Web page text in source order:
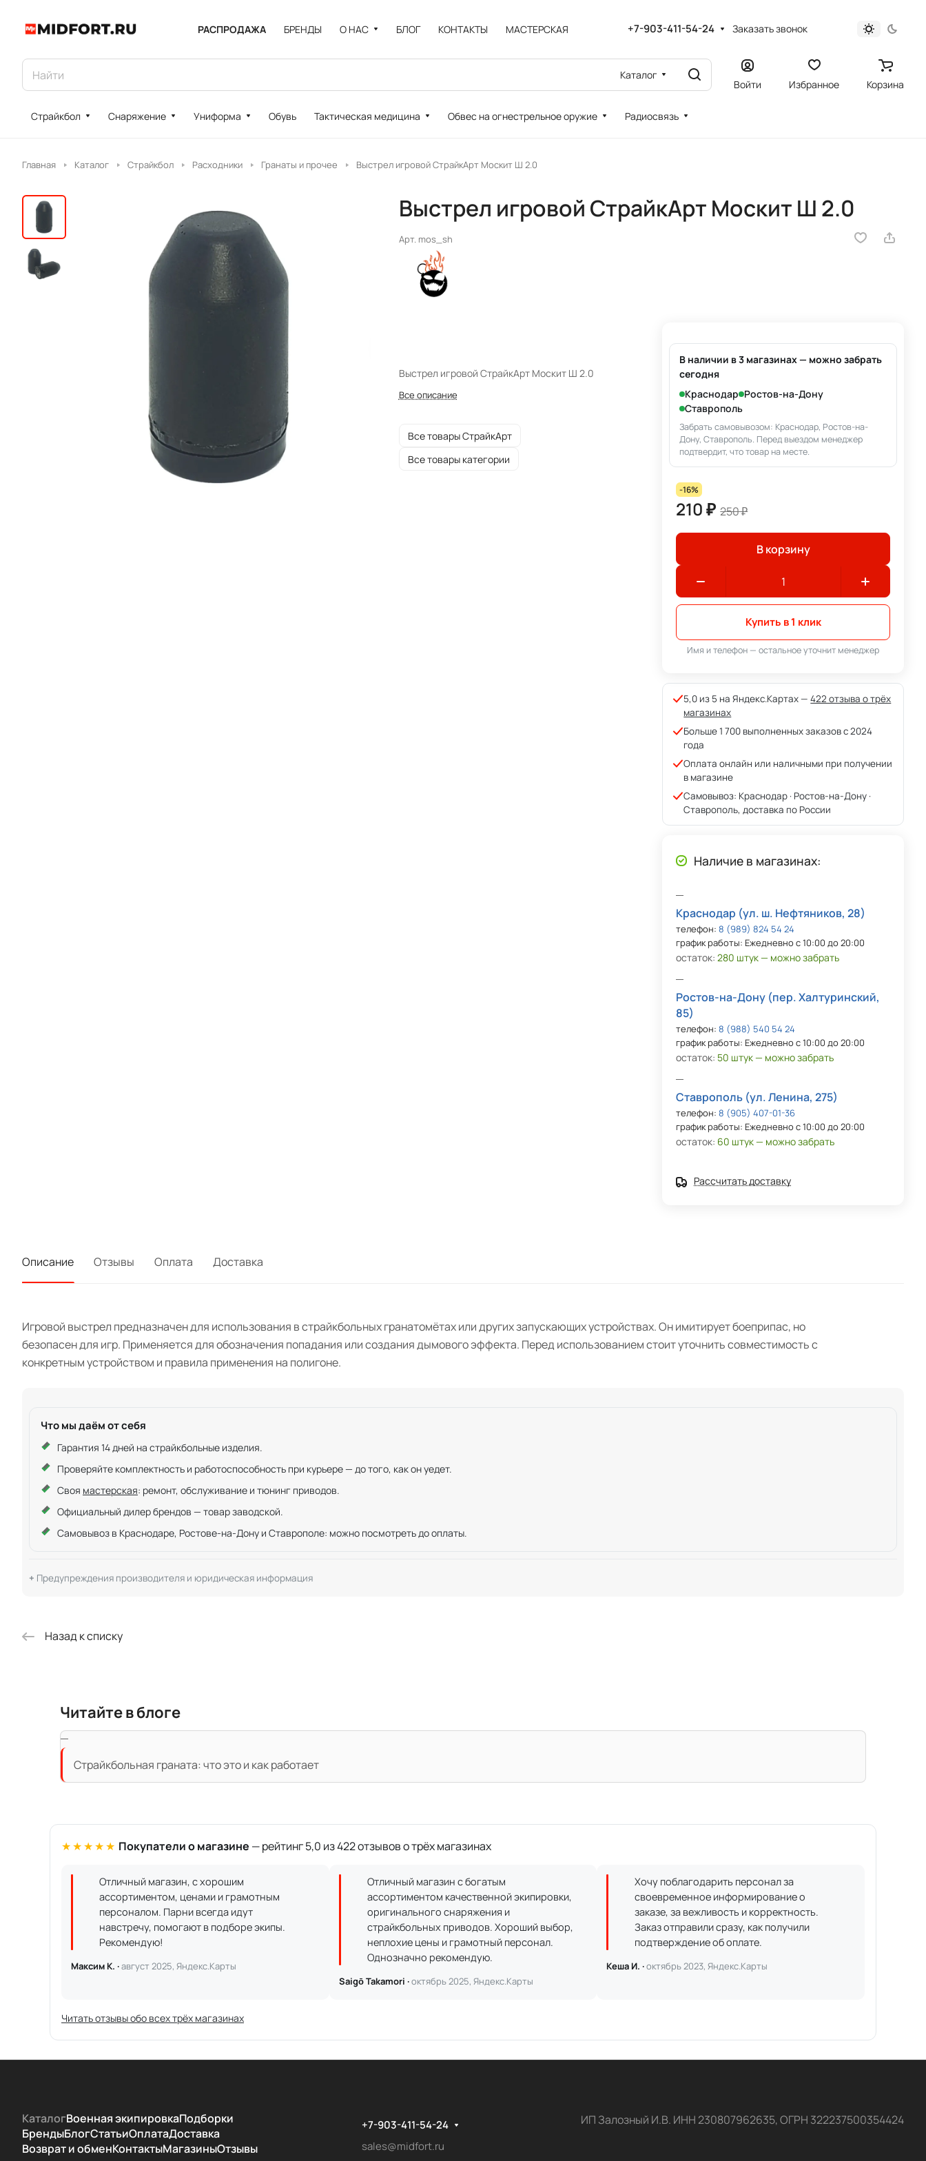
РАСПРОДАЖА БРЕНДЫ О НАС БЛОГ КОНТАКТЫ МАСТЕРСКАЯ +7-903-411-54-24 Заказать звонок
Каталог
Войти Избранное Корзина
Страйкбол Снаряжение Униформа Обувь Тактическая медицина Обвес на огнестрельное оружие Радиосвязь
Главная Каталог Страйкбол Расходники Гранаты и прочее Выстрел игровой СтрайкАрт Москит Ш 2.0
Выстрел игровой СтрайкАрт Москит Ш 2.0
Арт. mos_sh
Выстрел игровой СтрайкАрт Москит Ш 2.0
Все описание
Все товары СтрайкАрт
Все товары категории
В наличии в 3 магазинах — можно забрать
сегодня
Краснодар Ростов-на-Дону
Ставрополь
Забрать самовывозом: Краснодар, Ростов-на-
Дону, Ставрополь. Перед выездом менеджер
подтвердит, что товар на месте.
-16%
210 ₽ 250 ₽
В корзину
Купить в 1 клик
Имя и телефон — остальное уточнит менеджер
5,0 из 5 на Яндекс.Картах —422 отзыва о трёх
магазинах
Больше 1 700 выполненных заказов с 2024
года
Оплата онлайн или наличными при получении
в магазине
Самовывоз: Краснодар · Ростов-на-Дону ·
Ставрополь, доставка по России
Наличие в магазинах:
Краснодар (ул. ш. Нефтяников, 28)
телефон:8 (989) 824 54 24
график работы: Ежедневно с 10:00 до 20:00
остаток:280 штук — можно забрать
Ростов-на-Дону (пер. Халтуринский,
85)
телефон:8 (988) 540 54 24
график работы: Ежедневно с 10:00 до 20:00
остаток: 50 штук — можно забрать
Ставрополь (ул. Ленина, 275)
телефон:8 (905) 407-01-36
график работы: Ежедневно с 10:00 до 20:00
остаток: 60 штук — можно забрать
Рассчитать доставку
Описание Отзывы Оплата Доставка
Игровой выстрел предназначен для использования в страйкбольных гранатомётах или других запускающих устройствах. Он имитирует боеприпас, но
безопасен для игр. Применяется для обозначения попадания или создания дымового эффекта. Перед использованием стоит уточнить совместимость с
конкретным устройством и правила применения на полигоне.
Что мы даём от себя
Гарантия 14 дней на страйкбольные изделия.
Проверяйте комплектность и работоспособность при курьере — до того, как он уедет.
Своя мастерская: ремонт, обслуживание и тюнинг приводов.
Официальный дилер брендов — товар заводской.
Самовывоз в Краснодаре, Ростове-на-Дону и Ставрополе: можно посмотреть до оплаты.
Предупреждения производителя и юридическая информация
Назад к списку
Читайте в блоге
Страйкбольная граната: что это и как работает
★★★★★ Покупатели о магазине — рейтинг 5,0 из 422 отзывов о трёх магазинах
Отличный магазин, с хорошим
ассортиментом, ценами и грамотным
персоналом. Парни всегда идут
навстречу, помогают в подборе экипы.
Рекомендую!
Максим К. ·август 2025, Яндекс.Карты
Отличный магазин с богатым
ассортиментом качественной экипировки,
оригинального снаряжения и
страйкбольных приводов. Хороший выбор,
неплохие цены и грамотный персонал.
Однозначно рекомендую.
Saigō Takamori ·октябрь 2025, Яндекс.Карты
Хочу поблагодарить персонал за
своевременное информирование о
заказе, за вежливость и корректность.
Заказ отправили сразу, как получили
подтверждение об оплате.
Кеша И. ·октябрь 2023, Яндекс.Карты
Читать отзывы обо всех трёх магазинах
КаталогВоенная экипировкаПодборки
БрендыБлогСтатьиОплатаДоставка
Возврат и обменКонтактыМагазиныОтзывы
+7-903-411-54-24
sales@midfort.ru
ИП Залозный И.В. ИНН 230807962635, ОГРН 322237500354424